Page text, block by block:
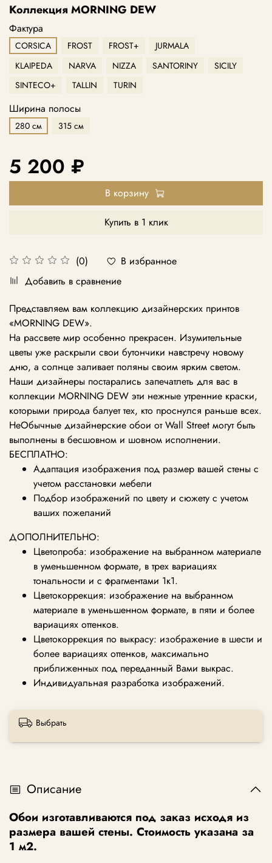
Коллекция MORNING DEW
(0)
В избранное
Добавить в сравнение
Фактура
CORSICA FROST FROST+
JURMALA
KLAIPEDA
NARVA NIZZA SANTORINY
SICILY
SINTECO+
TALLIN TURIN
Ширина полосы
280 см 315 см
5 200 ₽
В корзину
Купить в 1 клик
Представляем вам коллекцию дизайнерских принтов
«MORNING DEW».
На рассвете мир особенно прекрасен. Изумительные
цветы уже раскрыли свои бутончики навстречу новому
дню, а солнце заливает поляны своим ярким светом.
Наши дизайнеры постарались запечатлеть для вас в
коллекции MORNING DEW эти нежные утренние краски,
которыми природа балует тех, кто проснулся раньше всех.
НеОбычные дизайнерские обои от Wall Street могут быть
выполнены в бесшовном и шовном исполнении.
БЕСПЛАТНО:
Адаптация изображения под размер вашей стены с
учетом расстановки мебели
Подбор изображений по цвету и сюжету с учетом
ваших пожеланий
ДОПОЛНИТЕЛЬНО:
Цветопроба: изображение на выбранном материале
в уменьшенном формате, в трех вариациях
тональности и с фрагментами 1к1.
Цветокоррекция: изображение на выбранном
материале в уменьшенном формате, в пяти и более
вариациях оттенков.
Цветокоррекция по выкрасу: изображение в шести и
более вариациях оттенков, максимально
приближенных под переданный Вами выкрас.
Индивидуальная разработка изображений.
Выбрать
Описание
Обои изготавливаются под заказ исходя из
размера вашей стены. Стоимость указана за
1 м2.